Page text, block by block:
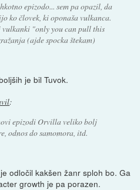
epizodo... sem pa opazil, da
ko človek, ki oponaša vulkanca.
"only you can pull this
(ajde spocka štekam)
je bil Tuvok.
:
epizodi Orvilla veliko bolj
odnos do samomora, itd.
odločil kakšen žanr sploh bo. Ga
growth je pa porazen.